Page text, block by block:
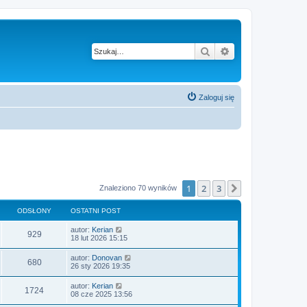
Szukaj
Zaloguj się
Znaleziono 70 wyników 1 2 3
ODSŁONY OSTATNI POST
929O
d
ł
o
O
s
t
n
i
p
o
s
autor: Kerian
18 lut 2026 15:15
680O
d
O
s
t
n
autor: Donovan
26 sty 2026 19:35
1724O
O
s
autor: Kerian
08 cze 2025 13:56